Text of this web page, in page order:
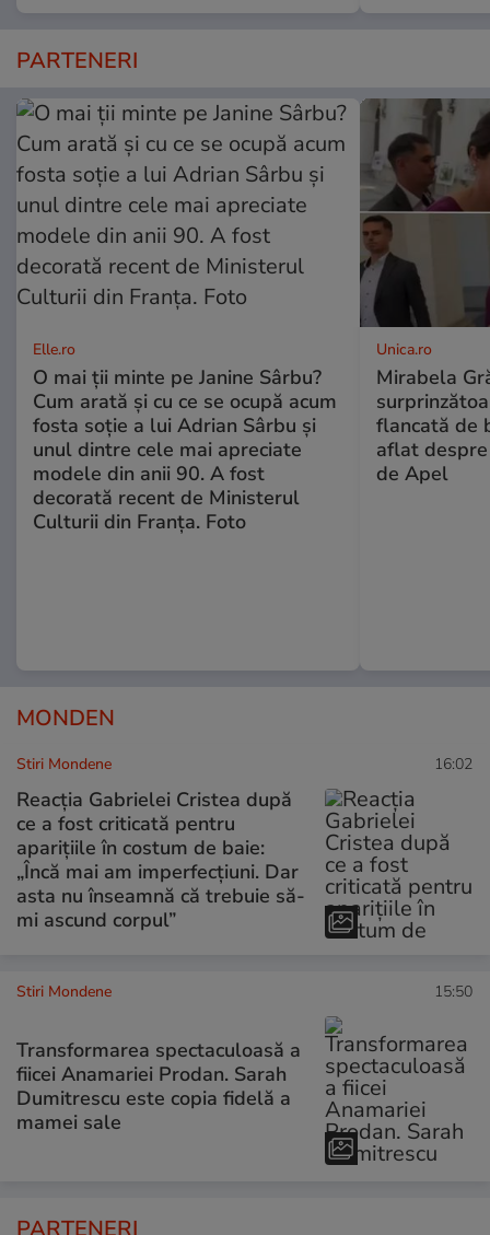
PARTENERI
Elle.ro
O mai ții minte pe Janine Sârbu?
Cum arată și cu ce se ocupă acum
fosta soție a lui Adrian Sârbu și
unul dintre cele mai apreciate
modele din anii 90. A fost
decorată recent de Ministerul
Culturii din Franța. Foto
Unica.ro
Mirabela
flancată de
aflat
de Apel
MONDEN
Stiri Mondene 16:02
Reacția Gabrielei Cristea după
ce a fost criticată pentru
aparițiile în costum de baie:
„Încă mai am imperfecțiuni. Dar
asta nu înseamnă că trebuie să-
mi ascund corpul”
Stiri Mondene 15:50
Transformarea spectaculoasă a
fiicei Anamariei Prodan. Sarah
Dumitrescu este copia fidelă a
mamei sale
PARTENERI